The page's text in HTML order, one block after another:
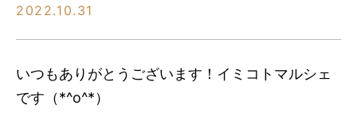
2022.10.31
いつもありがとうございます！イミコトマルシェ
です（*^o^*）